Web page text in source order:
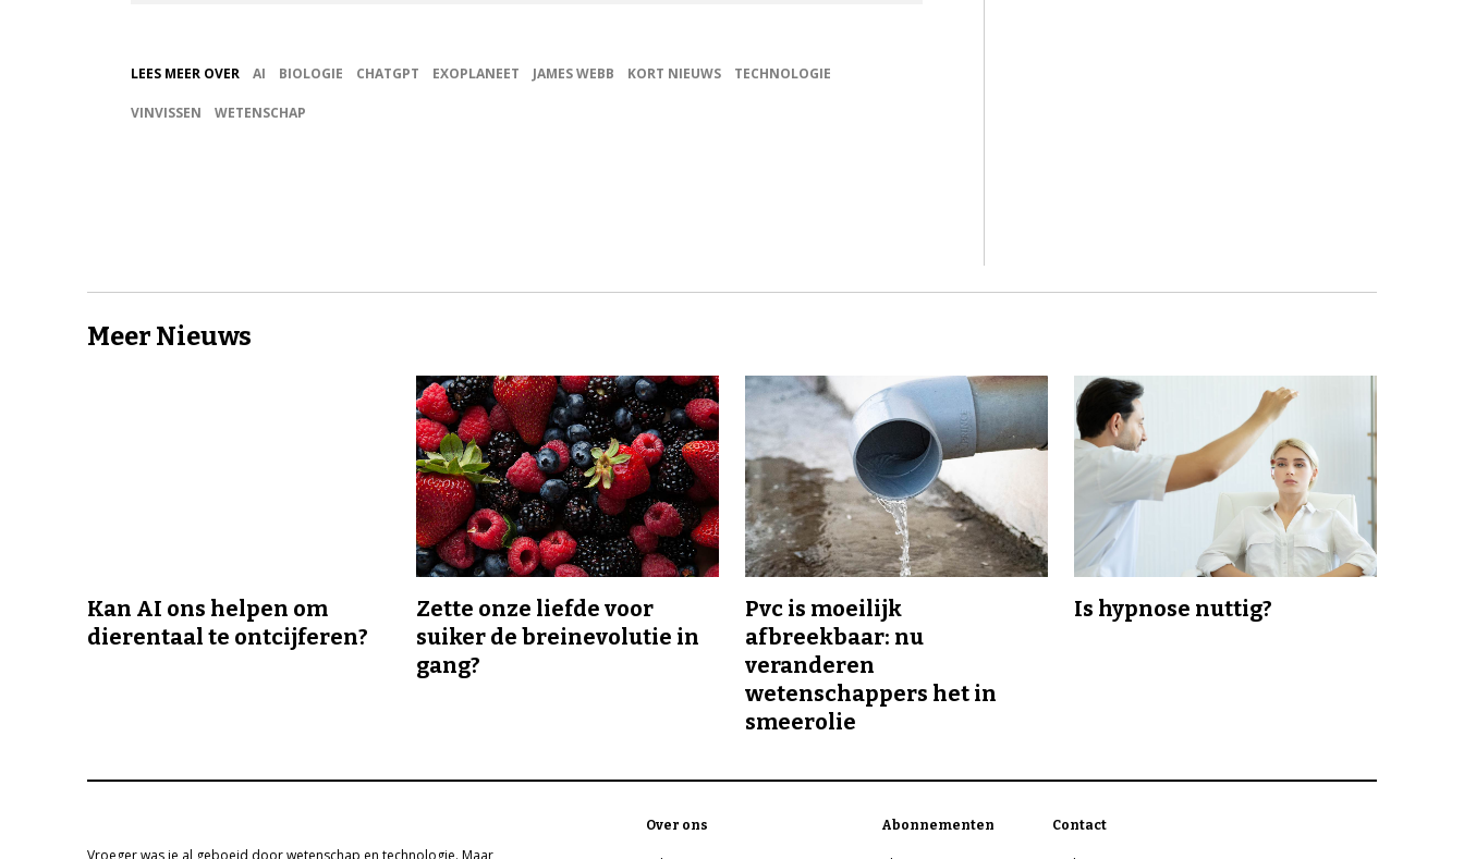
LEES MEER OVER AI BIOLOGIE CHATGPT EXOPLANEET JAMES WEBB KORT NIEUWS TECHNOLOGIE
VINVISSEN WETENSCHAP
Meer Nieuws
Kan AI ons helpen om
dierentaal te ontcijferen?
Zette onze liefde voor
suiker de breinevolutie in
gang?
Pvc is moeilijk
afbreekbaar: nu
veranderen
wetenschappers het in
smeerolie
Is hypnose nuttig?
Over ons Abonnementen Contact